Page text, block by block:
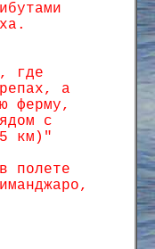
где
а
ферму,
с
км)"
полете